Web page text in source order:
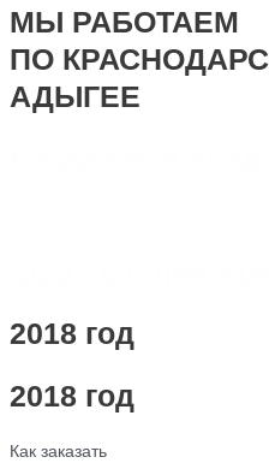
МЫ РАБОТАЕМ
ПО
АДЫГЕЕ
2018 год
2018 год
Как заказать